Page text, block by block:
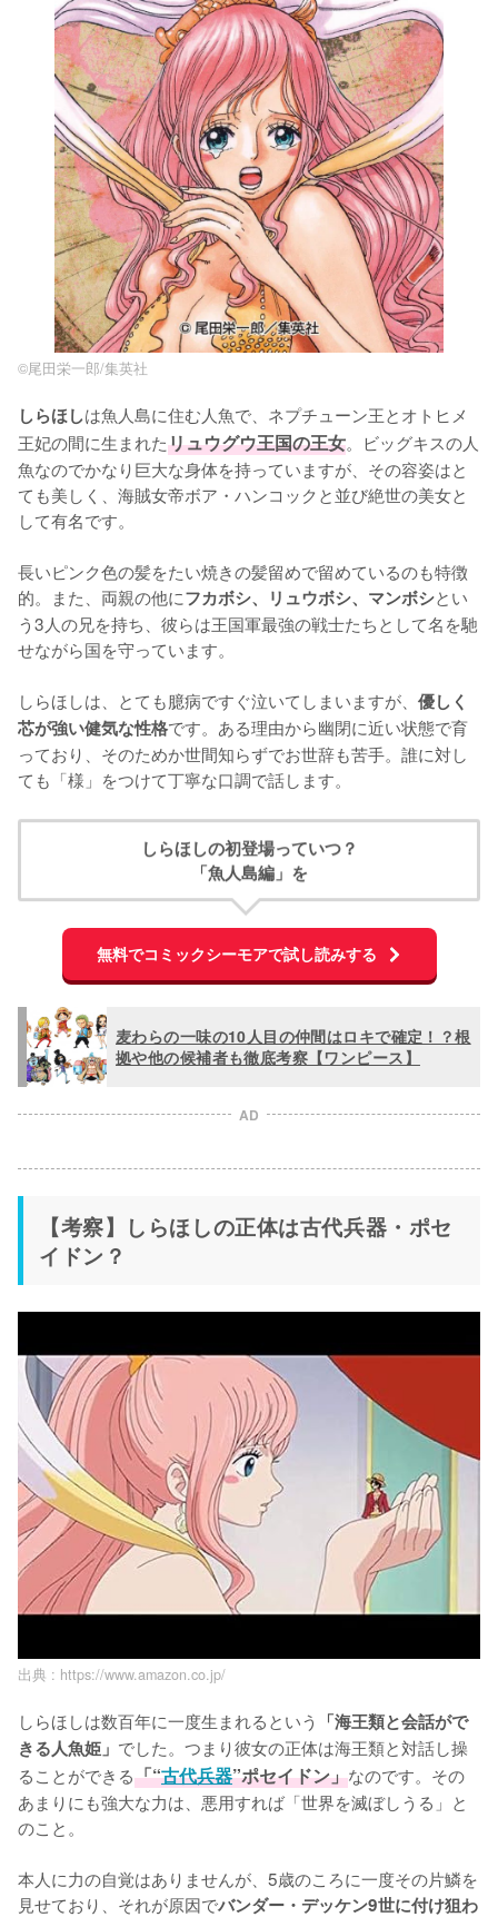
©︎尾田栄一郎/集英社
しらほしは魚人島に住む人魚で、ネプチューン王とオトヒメ
王妃の間に生まれたリュウグウ王国の王女。ビッグキスの人
魚なのでかなり巨大な身体を持っていますが、その容姿はと
ても美しく、海賊女帝ボア・ハンコックと並び絶世の美女と
して有名です。
長いピンク色の髪をたい焼きの髪留めで留めているのも特徴
的。また、両親の他にフカボシ、リュウボシ、マンボシとい
う3人の兄を持ち、彼らは王国軍最強の戦士たちとして名を馳
せながら国を守っています。
しらほしは、とても臆病ですぐ泣いてしまいますが、 優しく
芯が強い健気な性格です。ある理由から幽閉に近い状態で育
っており、そのためか世間知らずでお世辞も苦手。誰に対し
ても「様」をつけて丁寧な口調で話します。
しらほしの初登場っていつ？
「魚人島編」を
無料でコミックシーモアで試し読みする
麦わらの一味の10人目の仲間はロキで確定！？根
拠や他の候補者も徹底考察【ワンピース】
AD
【考察】しらほしの正体は古代兵器・ポセ
イドン？
出典 : https://www.amazon.co.jp/
しらほしは数百年に一度生まれるという 「海王類と会話がで
きる人魚姫」 でした。つまり彼女の正体は海王類と対話し操
ることができる「“古代兵器”ポセイドン」なのです。その
あまりにも強大な力は、悪用すれば「世界を滅ぼしうる」と
のこと。
本人に力の自覚はありませんが、5歳のころに一度その片鱗を
見せており、それが原因でバンダー・デッケン9世に付け狙わ